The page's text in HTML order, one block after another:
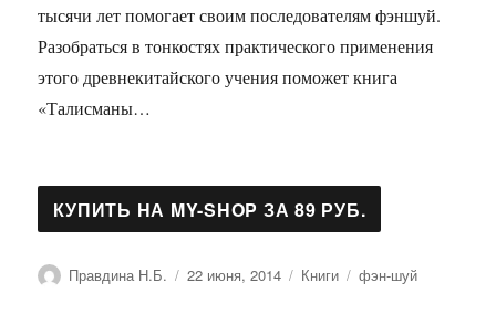
тысячи лет помогает своим последователям фэншуй.
Разобраться в тонкостях практического применения
этого древнекитайского учения поможет книга
«Талисманы…
Автор
Правдина Н.Б. Опубликовано
22 июня, 2014 Рубрики
Книги Метки
фэн-шуй